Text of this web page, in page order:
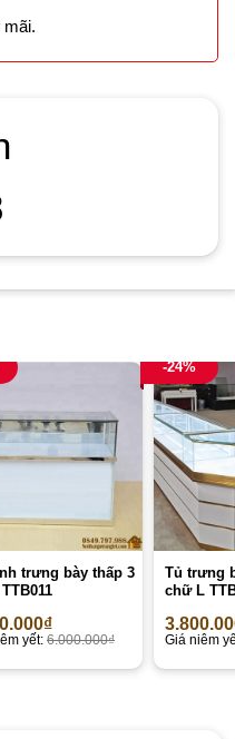
mãi.
trưng bày thấp 3
₫
yết: 6.000.000₫
-24%
Tủ trưng
chữ L
Giá niêm